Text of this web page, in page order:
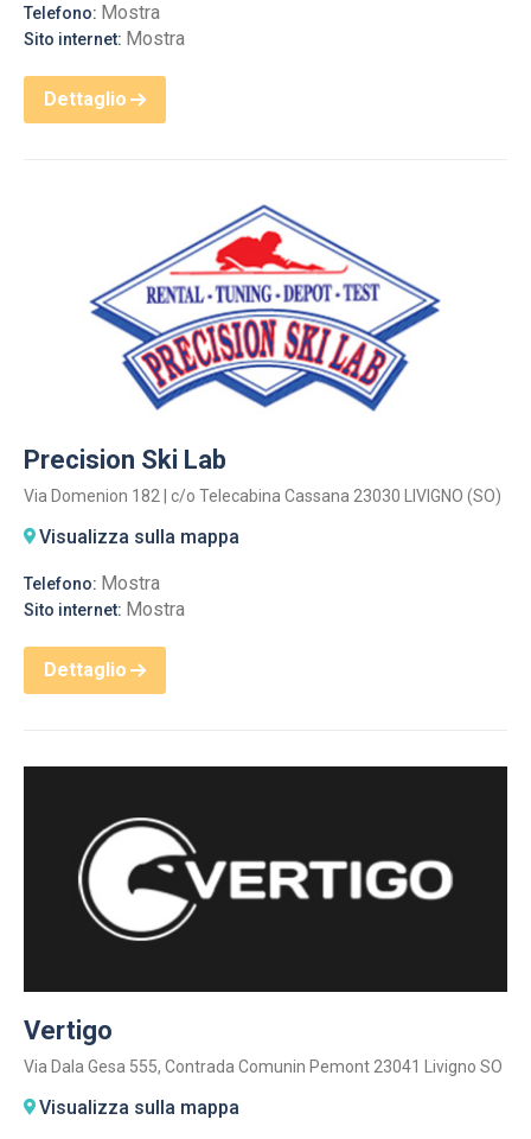
Telefono: Mostra
Sito internet: Mostra
Dettaglio
Precision Ski Lab
Via Domenion 182 | c/o Telecabina Cassana 23030 LIVIGNO (SO)
Visualizza sulla mappa
Telefono: Mostra
Sito internet: Mostra
Dettaglio
Vertigo
Via Dala Gesa 555, Contrada Comunin Pemont 23041 Livigno SO
Visualizza sulla mappa